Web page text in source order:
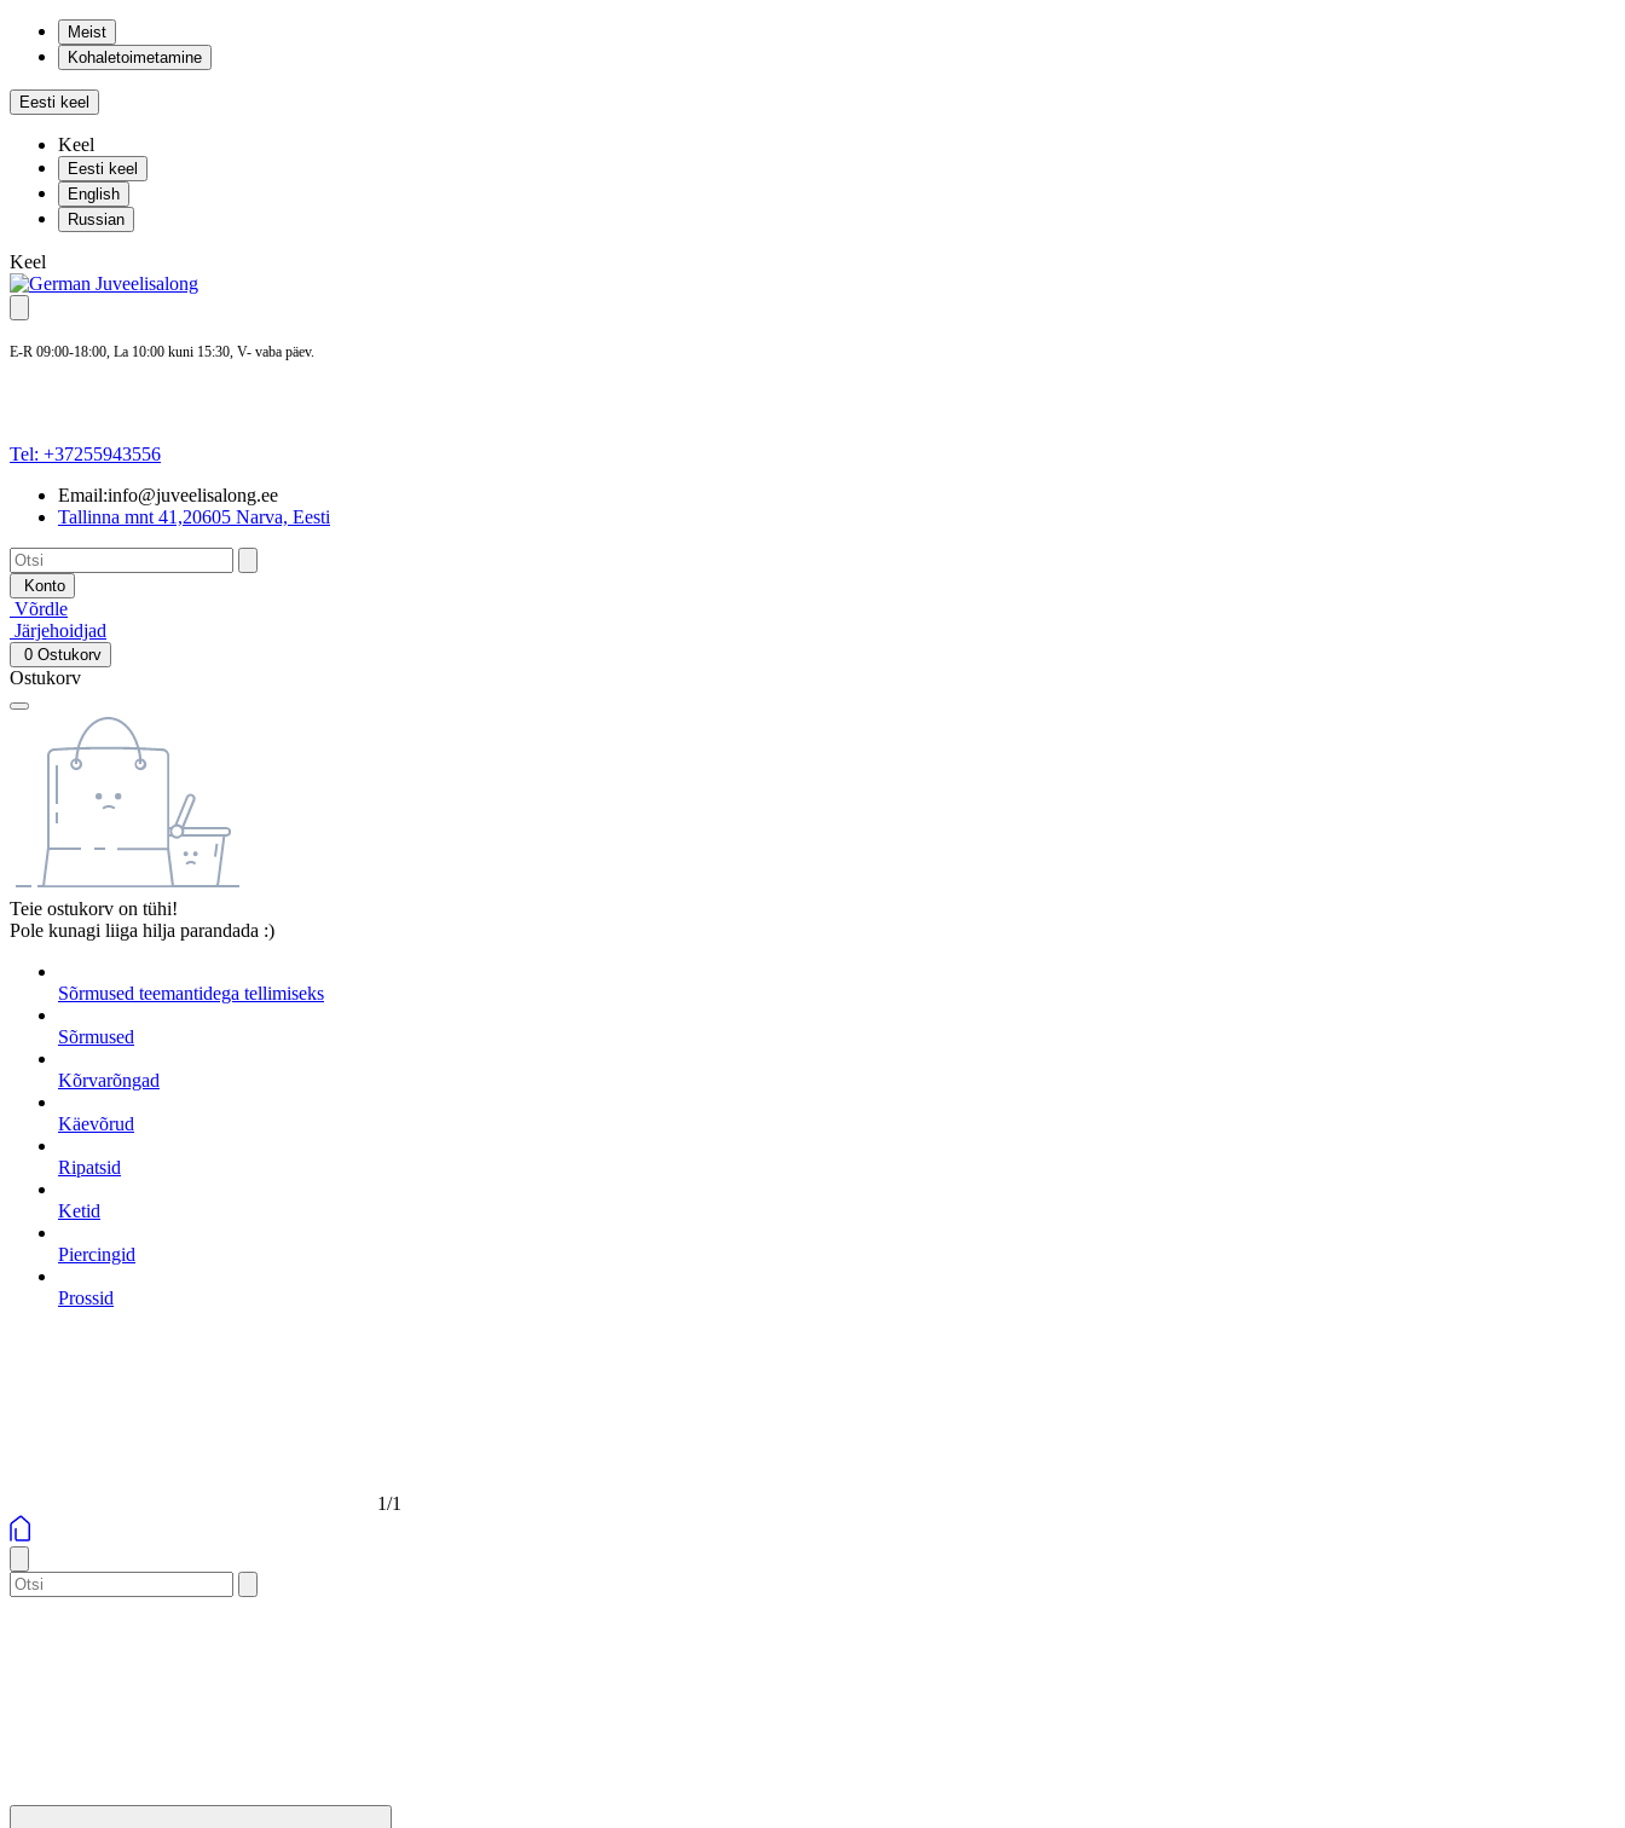
Meist
Kohaletoimetamine
Eesti keel
Keel
Eesti keel
English
Russian
Keel
E-R 09:00-18:00, La 10:00 kuni 15:30, V- vaba päev.
Tel: +37255943556
Email:info@juveelisalong.ee
Tallinna mnt 41,20605 Narva, Eesti
Konto
Võrdle
Järjehoidjad
0 Ostukorv
Ostukorv
Teie ostukorv on tühi!
Pole kunagi liiga hilja parandada :)
Sõrmused teemantidega tellimiseks
Sõrmused
Kõrvarõngad
Käevõrud
Ripatsid
Ketid
Piercingid
Prossid
1/1